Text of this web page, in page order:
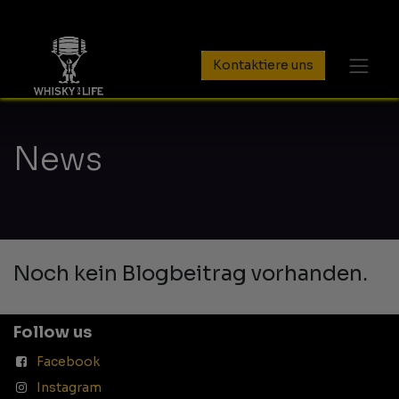
Kontaktiere uns
News
Noch kein Blogbeitrag vorhanden.
Follow us
Facebook
Instagram